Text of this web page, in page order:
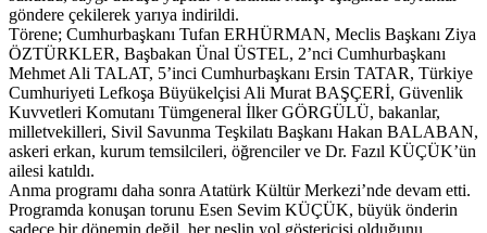
göndere çekilerek yarıya indirildi.
Törene; Cumhurbaşkanı Tufan ERHÜRMAN, Meclis Başkanı Ziya
ÖZTÜRKLER, Başbakan Ünal ÜSTEL, 2’nci Cumhurbaşkanı
Mehmet Ali TALAT, 5’inci Cumhurbaşkanı Ersin TATAR, Türkiye
Cumhuriyeti Lefkoşa Büyükelçisi Ali Murat BAŞÇERİ, Güvenlik
Kuvvetleri Komutanı Tümgeneral İlker GÖRGÜLÜ, bakanlar,
milletvekilleri, Sivil Savunma Teşkilatı Başkanı Hakan BALABAN,
askeri erkan, kurum temsilcileri, öğrenciler ve Dr. Fazıl KÜÇÜK’ün
ailesi katıldı.
Anma programı daha sonra Atatürk Kültür Merkezi’nde devam etti.
Programda konuşan torunu Esen Sevim KÜÇÜK, büyük önderin
sadece bir dönemin değil, her neslin yol göstericisi olduğunu